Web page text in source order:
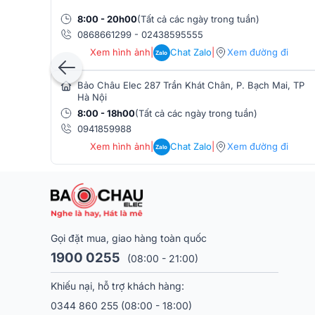
Vải màn này tạo góc nhìn 160 độ với mức tăng 0.8
tối đa. Đồng thời cũng đem đến khả năng chống
hiệu quả.
Màn chiếu Grandview HT-MI106 – GM được
8:00 - 20h00(Tất cả các ngày trong tuần)
0868661299 - 02438595555
Xem hình ảnh
Zalo Chat Zalo| Xem đường đi
Bảo Châu Elec 287 Trần Khát Chân, P. Bạch Mai, TP
Hà Nội
8:00 - 18h00(Tất cả các ngày trong tuần)
0941859988
Xem hình ảnh
Zalo Chat Zalo| Xem đường đi
Gọi đặt mua, giao hàng toàn quốc
1900 0255 (08:00 - 21:00)
Khiếu nại, hỗ trợ khách hàng:
0344 860 255 (08:00 - 18:00)